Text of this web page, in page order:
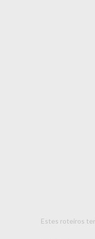
Estes roteiros